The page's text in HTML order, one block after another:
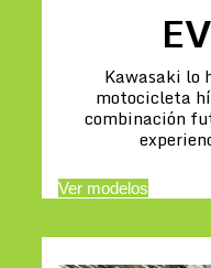
Kawasaki lo
motocicleta
combinación
Ver modelos